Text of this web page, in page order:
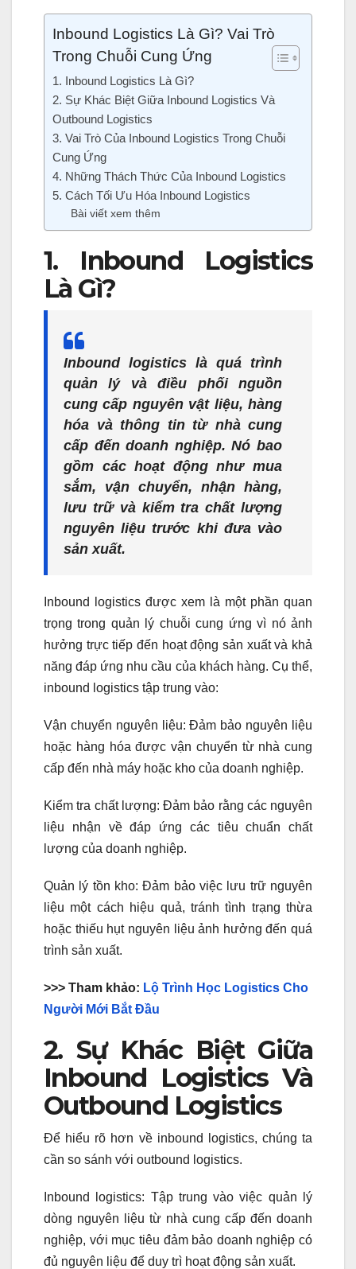
Inbound Logistics Là Gì? Vai Trò
Trong Chuỗi Cung Ứng
1. Inbound Logistics Là Gì?
2. Sự Khác Biệt Giữa Inbound Logistics Và
Outbound Logistics
3. Vai Trò Của Inbound Logistics Trong Chuỗi
Cung Ứng
4. Những Thách Thức Của Inbound Logistics
5. Cách Tối Ưu Hóa Inbound Logistics
Bài viết xem thêm
1. Inbound Logistics
Là Gì?
Inbound logistics là quá trình
quản lý và điều phối nguồn
cung cấp nguyên vật liệu, hàng
hóa và thông tin từ nhà cung
cấp đến doanh nghiệp. Nó bao
gồm các hoạt động như mua
sắm, vận chuyển, nhận hàng,
lưu trữ và kiểm tra chất lượng
nguyên liệu trước khi đưa vào
sản xuất.
Inbound logistics được xem là một phần quan
trọng trong quản lý chuỗi cung ứng vì nó ảnh
hưởng trực tiếp đến hoạt động sản xuất và khả
năng đáp ứng nhu cầu của khách hàng. Cụ thể,
inbound logistics tập trung vào:
Vận chuyển nguyên liệu: Đảm bảo nguyên liệu
hoặc hàng hóa được vận chuyển từ nhà cung
cấp đến nhà máy hoặc kho của doanh nghiệp.
Kiểm tra chất lượng: Đảm bảo rằng các nguyên
liệu nhận về đáp ứng các tiêu chuẩn chất
lượng của doanh nghiệp.
Quản lý tồn kho: Đảm bảo việc lưu trữ nguyên
liệu một cách hiệu quả, tránh tình trạng thừa
hoặc thiếu hụt nguyên liệu ảnh hưởng đến quá
trình sản xuất.
>>> Tham khảo: Lộ Trình Học Logistics Cho
Người Mới Bắt Đầu
2. Sự Khác Biệt Giữa
Inbound Logistics Và
Outbound Logistics
Để hiểu rõ hơn về inbound logistics, chúng ta
cần so sánh với outbound logistics.
Inbound logistics: Tập trung vào việc quản lý
dòng nguyên liệu từ nhà cung cấp đến doanh
nghiệp, với mục tiêu đảm bảo doanh nghiệp có
đủ nguyên liệu để duy trì hoạt động sản xuất.